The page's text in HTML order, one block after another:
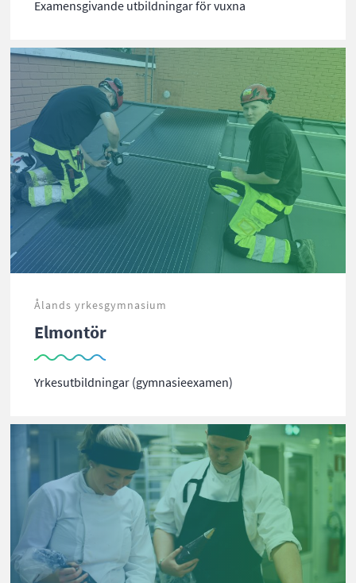
Examensgivande utbildningar för vuxna
Ålands yrkesgymnasium
Elmontör
Yrkesutbildningar (gymnasieexamen)